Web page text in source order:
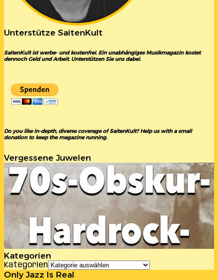
Unterstütze SaitenKult
SaitenKult ist werbe- und kostenfrei. Ein unabhängiges Musikmagazin kostet
dennoch Geld und Arbeit. Unterstützen Sie uns dabei.
Do you like in-depth, diverse coverage of SaitenKult? Help us with a small
donation to keep the magazine running.
Vergessene Juwelen
Kategorien
Kategorien
Only Jazz Is Real